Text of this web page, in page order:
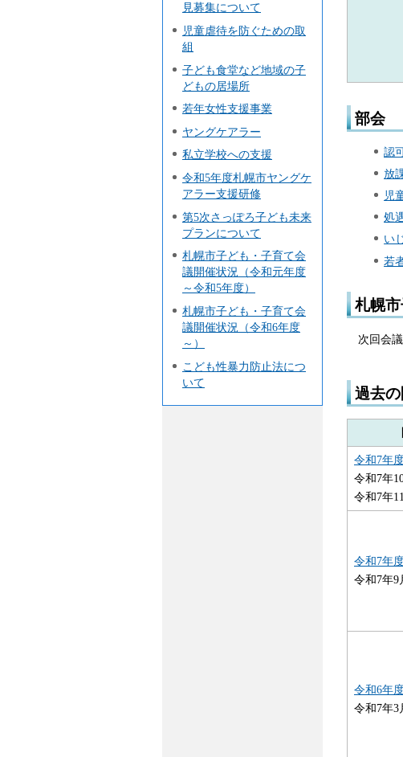
見募集について
児童虐待を防ぐための取
組
子ども食堂など地域の子
どもの居場所
若年女性支援事業
ヤングケアラー
私立学校への支援
令和5年度札幌市ヤングケ
アラー支援研修
第5次さっぽろ子ども未来
プランについて
札幌市子ども・子育て会
議開催状況（令和元年度
～令和5年度）
札幌市子ども・子育て会
議開催状況（令和6年度
～）
こども性暴力防止法につ
いて
部会
認
放
児
処
い
若
札幌
次回会
過去
令和7年
令和7年
令和7年
令和7年
令和7年9
令和6年
令和7年3